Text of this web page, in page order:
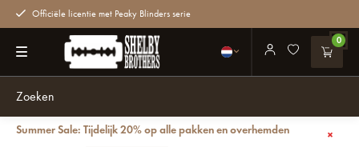
Officiële licentie met Peaky Blinders serie
0
Summer Sale: Tijdelijk 20% op alle pakken en overhemden